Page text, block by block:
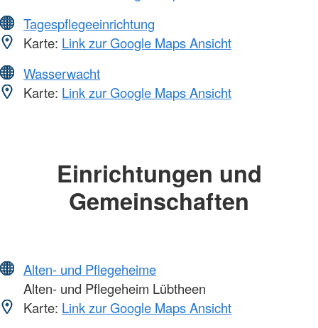
Tagespflegeeinrichtung
Karte: Link zur Google Maps Ansicht
Wasserwacht
Karte: Link zur Google Maps Ansicht
Einrichtungen und
Gemeinschaften
Alten- und Pflegeheime
Alten- und Pflegeheim Lübtheen
Karte: Link zur Google Maps Ansicht